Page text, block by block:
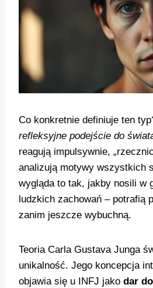
Co konkretnie definiuje ten
refleksyjne podejście do
reagują impulsywnie,
analizują motywy wszystkich
wygląda to tak, jakby nosili w
ludzkich zachowań – potrafią
zanim jeszcze wybuchną.
Teoria Carla Gustava Junga
unikalność. Jego koncepcja
objawia się u INFJ jako dar